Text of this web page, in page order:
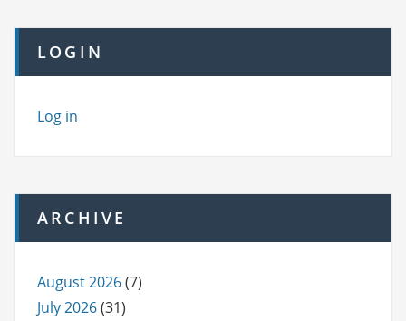
LOGIN
Log in
ARCHIVE
August 2026(7)
July 2026(31)